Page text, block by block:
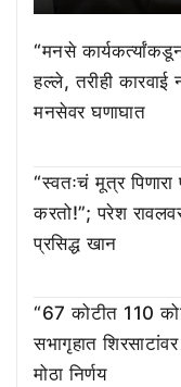
“मनसे
हल्ले, तरीही
मनसेवर घणाघात
“स्वतःचं मूत्र पिणारा
करतो!”; परेश
प्रसिद्ध खान
“67 कोटीत 110
सभागृहात
मोठा निर्णय